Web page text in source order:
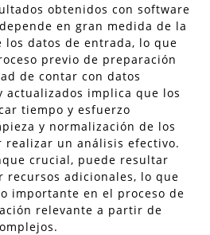
obtenidos con software
en gran medida de la
datos de entrada, lo que
previo de preparación
de contar con datos
actualizados implica que los
tiempo y esfuerzo
y normalización de los
realizar un análisis efectivo.
crucial, puede resultar
recursos adicionales, lo que
importante en el proceso de
relevante a partir de